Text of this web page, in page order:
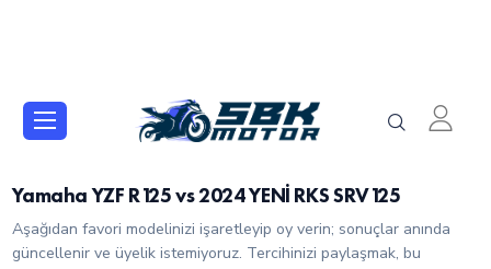
Yamaha YZF R125 vs 2024 YENİ RKS SRV125
Aşağıdan favori modelinizi işaretleyip oy verin; sonuçlar anında
güncellenir ve üyelik istemiyoruz. Tercihinizi paylaşmak, bu